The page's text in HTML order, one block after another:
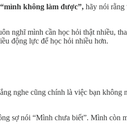
không làm được”, hãy nói rằng
nghĩ mình cần học hỏi thật nhiều,
động lực để học hỏi nhiều hơn.
nghe cũng chính là việc bạn không
sợ nói “Mình chưa biết”. Mình còn